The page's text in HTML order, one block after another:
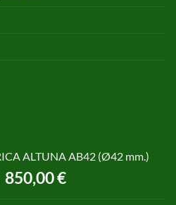
ALTUNA AB42 (Ø42 mm.)
El
precio
850,00€El
precio